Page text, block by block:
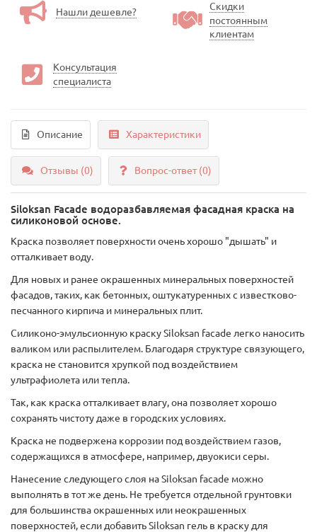
Нашли дешевле?
Скидки
постоянным
клиентам
Консультация
специалиста
Описание Характеристики
Отзывы (0) Вопрос-ответ(0)
Siloksan Facade водоразбавляемая фасадная краска на
силиконовой основе.
Краска позволяет поверхности очень хорошо "дышать" и
отталкивает воду.
Для новых и ранее окрашенных минеральных поверхностей
фасадов, таких, как бетонных, оштукатуренных с известково-
песчанного кирпича и минеральных плит.
Силиконо-эмульсионную краску Siloksan facade легко наносить
валиком или распылителем. Благодаря структуре связующего,
краска не становится хрупкой под воздействием
ультрафиолета или тепла.
Так, как краска отталкивает влагу, она позволяет хорошо
сохранять чистоту даже в городских условиях.
Краска не подвержена коррозии под воздействием газов,
содержащихся в атмосфере, например, двуокиси серы.
Нанесение следующего слоя на Siloksan facade можно
выполнять в тот же день. Не требуется отдельной грунтовки
для большинства окрашенных или неокрашенных
поверхностей, если добавить Siloksan гель в краску для